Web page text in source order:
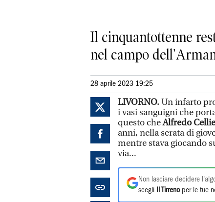
Il cinquantottenne
nel campo
28 aprile 2023 19:25
LIVORNO.Un infarto
i vasi sanguigni che
questo cheAlfredo
anni, nella serata di
mentre stava giocando
via...
Non lasciare decidere
scegli
Il Tirrenoper le tue